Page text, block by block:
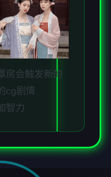
房会触发新的
cg剧情
智力